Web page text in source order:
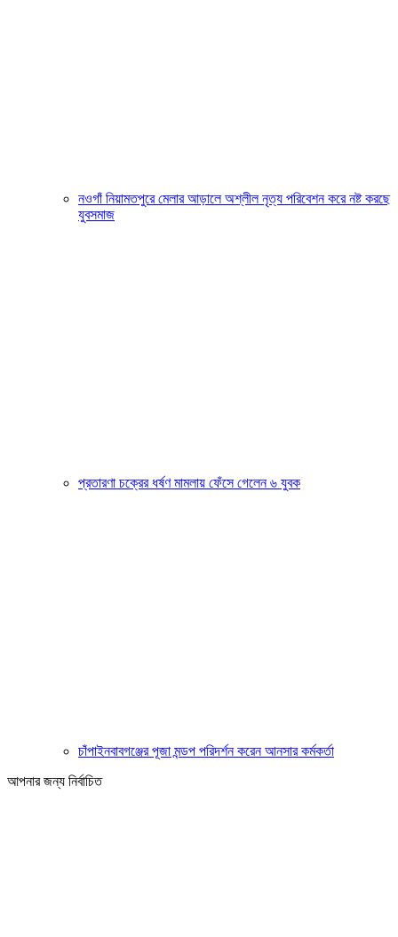
নওগাঁ নিয়ামতপুরে মেলার আড়ালে অশ্লীল নৃত্য পরিবেশন করে নষ্ট করছে
যুবসমাজ
প্রতারণা চক্রের ধর্ষণ মামলায় ফেঁসে গেলেন ৬ যুবক
চাঁপাইনবাবগঞ্জের পূজা মন্ডপ পরিদর্শন করেন আনসার কর্মকর্তা
আপনার জন্য নির্বাচিত